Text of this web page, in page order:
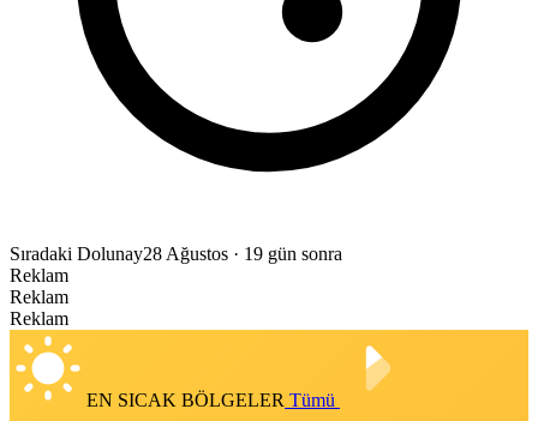
Sıradaki Dolunay28 Ağustos · 19 gün sonra
Reklam
Reklam
Reklam
EN SICAK BÖLGELER Tümü